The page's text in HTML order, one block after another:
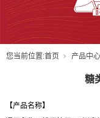
您当前位置:首页 产品中心
糖
【产品名称】